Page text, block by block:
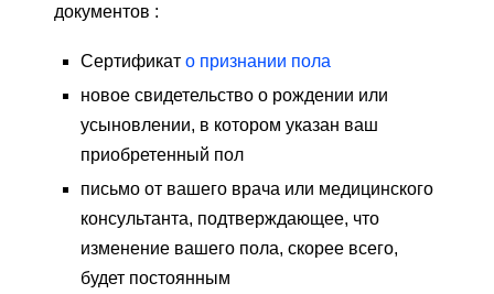
документов :
Сертификат о признании пола
новое свидетельство о рождении или
усыновлении, в котором указан ваш
приобретенный пол
письмо от вашего врача или медицинского
консультанта, подтверждающее, что
изменение вашего пола, скорее всего,
будет постоянным